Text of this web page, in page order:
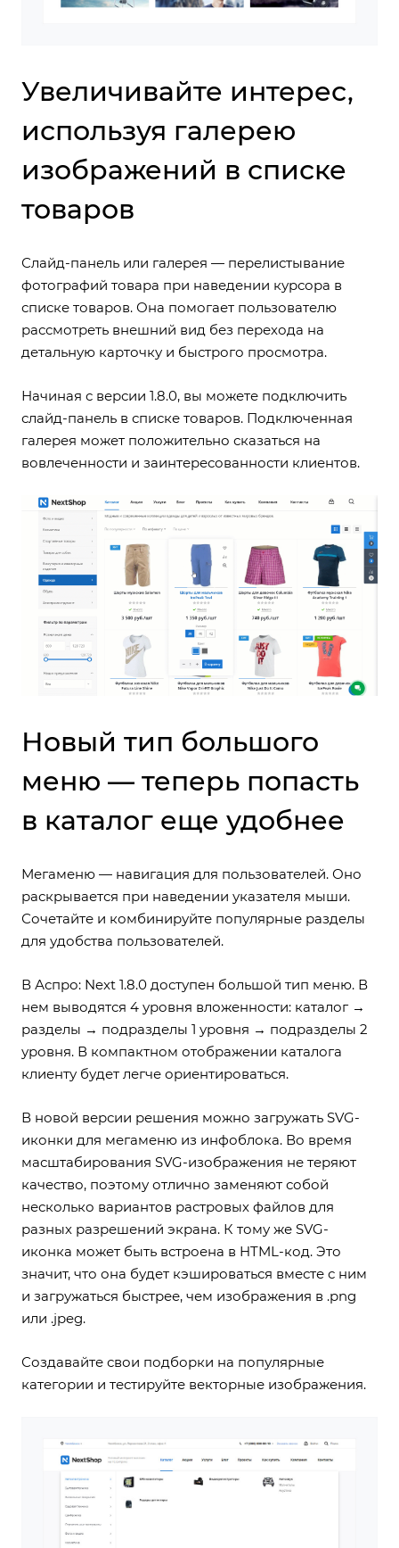
Увеличивайте интерес,
используя галерею
изображений в списке
товаров
Слайд-панель или галерея — перелистывание
фотографий товара при наведении курсора в
списке товаров. Она помогает пользователю
рассмотреть внешний вид без перехода на
детальную карточку и быстрого просмотра.
Начиная с версии 1.8.0, вы можете подключить
слайд-панель в списке товаров. Подключенная
галерея может положительно сказаться на
вовлеченности и заинтересованности клиентов.
Новый тип большого
меню — теперь попасть
в каталог еще удобнее
Мегаменю — навигация для пользователей. Оно
раскрывается при наведении указателя мыши.
Сочетайте и комбинируйте популярные разделы
для удобства пользователей.
В Аспро: Next 1.8.0 доступен большой тип меню. В
нем выводятся 4 уровня вложенности: каталог →
разделы → подразделы 1 уровня → подразделы 2
уровня. В компактном отображении каталога
клиенту будет легче ориентироваться.
В новой версии решения можно загружать SVG-
иконки для мегаменю из инфоблока. Во время
масштабирования SVG-изображения не теряют
качество, поэтому отлично заменяют собой
несколько вариантов растровых файлов для
разных разрешений экрана. К тому же SVG-
иконка может быть встроена в HTML-код. Это
значит, что она будет кэшироваться вместе с ним
и загружаться быстрее, чем изображения в .png
или .jpeg.
Создавайте свои подборки на популярные
категории и тестируйте векторные изображения.